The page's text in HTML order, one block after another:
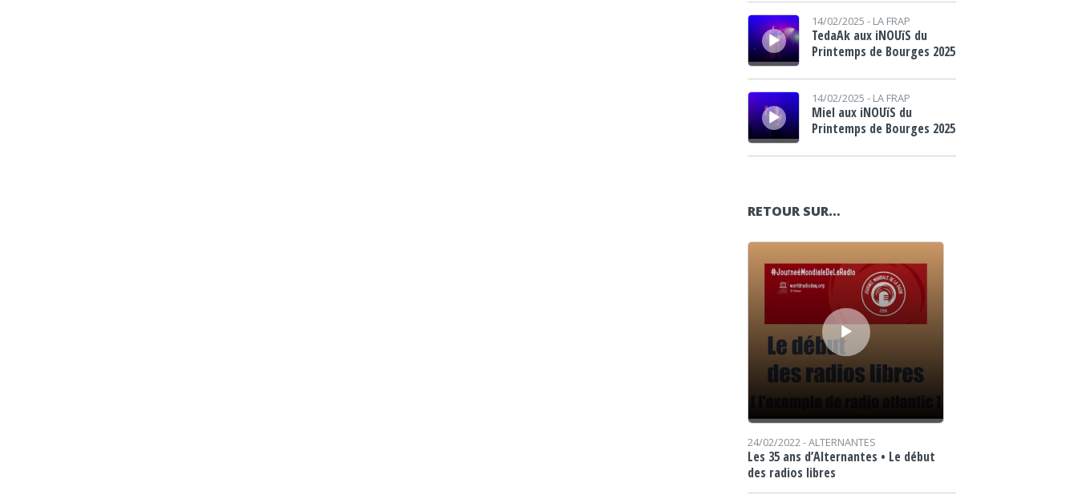
Lecteur audio
14/02/2025 - LA FRAP
TedaAk aux iNOUïS du
Printemps de Bourges 2025
Lecteur audio 14/02/2025 - LA FRAP
Miel aux iNOUïS du
Printemps de Bourges 2025
RETOUR SUR…
Lecteur audio
24/02/2022 -ALTERNANTES
Les 35 ans d’Alternantes • Le début
des radios libres